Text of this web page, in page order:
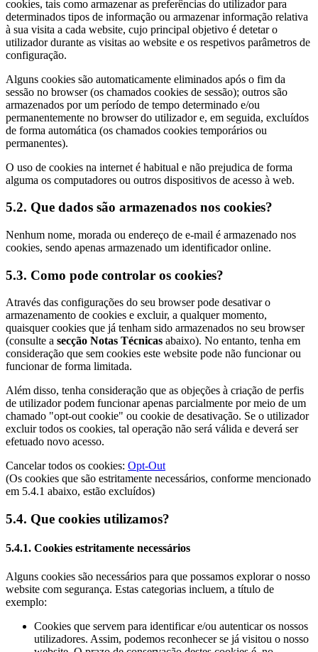
cookies, tais como armazenar as preferências do utilizador para
determinados tipos de informação ou armazenar informação relativa
à sua visita a cada website, cujo principal objetivo é detetar o
utilizador durante as visitas ao website e os respetivos parâmetros de
configuração.
Alguns cookies são automaticamente eliminados após o fim da
sessão no browser (os chamados cookies de sessão); outros são
armazenados por um período de tempo determinado e/ou
permanentemente no browser do utilizador e, em seguida, excluídos
de forma automática (os chamados cookies temporários ou
permanentes).
O uso de cookies na internet é habitual e não prejudica de forma
alguma os computadores ou outros dispositivos de acesso à web.
5.2. Que dados são armazenados nos cookies?
Nenhum nome, morada ou endereço de e-mail é armazenado nos
cookies, sendo apenas armazenado um identificador online.
5.3. Como pode controlar os cookies?
Através das configurações do seu browser pode desativar o
armazenamento de cookies e excluir, a qualquer momento,
quaisquer cookies que já tenham sido armazenados no seu browser
(consulte a secção Notas Técnicas abaixo). No entanto, tenha em
consideração que sem cookies este website pode não funcionar ou
funcionar de forma limitada.
Além disso, tenha consideração que as objeções à criação de perfis
de utilizador podem funcionar apenas parcialmente por meio de um
chamado "opt-out cookie" ou cookie de desativação. Se o utilizador
excluir todos os cookies, tal operação não será válida e deverá ser
efetuado novo acesso.
Cancelar todos os cookies: Opt-Out
(Os cookies que são estritamente necessários, conforme mencionado
em 5.4.1 abaixo, estão excluídos)
5.4. Que cookies utilizamos?
5.4.1. Cookies estritamente necessários
Alguns cookies são necessários para que possamos explorar o nosso
website com segurança. Estas categorias incluem, a título de
exemplo:
Cookies que servem para identificar e/ou autenticar os nossos
utilizadores. Assim, podemos reconhecer se já visitou o nosso